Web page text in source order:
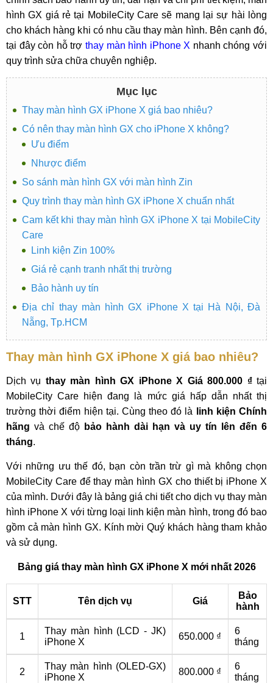
hình GX giá rẻ tại MobileCity Care sẽ mang lại sự hài lòng
cho khách hàng khi có nhu cầu thay màn hình. Bên cạnh đó,
tại đây còn hỗ trợ thay màn hình iPhone X nhanh chóng với
quy trình sửa chữa chuyên nghiệp.
Mục lục
Thay màn hình GX iPhone X giá bao nhiêu?
Có nên thay màn hình GX cho iPhone X không?
Ưu điểm
Nhược điểm
So sánh màn hình GX với màn hình Zin
Quy trình thay màn hình GX iPhone X chuẩn nhất
Cam kết khi thay màn hình GX iPhone X tại MobileCity
Care
Linh kiện Zin 100%
Giá rẻ cạnh tranh nhất thị trường
Bảo hành uy tín
Địa chỉ thay màn hình GX iPhone X tại Hà Nội, Đà
Nẵng, Tp.HCM
Thay màn hình GX iPhone X giá bao nhiêu?
Dịch vụ thay màn hình GX iPhone X Giá 800.000 ₫tại
MobileCity Care hiện đang là mức giá hấp dẫn nhất thị
trường thời điểm hiện tại. Cùng theo đó là
linh kiện Chính
hãng và chế độ bảo hành dài hạn và uy tín lên đến 6
tháng.
Với những ưu thế đó, bạn còn trần trừ gì mà không chọn
MobileCity Care để thay màn hình GX cho thiết bị iPhone X
của mình. Dưới đây là bảng giá chi tiết cho dịch vụ thay màn
hình iPhone X với từng loại linh kiện màn hình, trong đó bao
gồm cả màn hình GX. Kính mời Quý khách hàng tham khảo
và sử dụng.
Bảng giá thay màn hình GX iPhone X mới nhất 2026
STT Tên dịch vụ Giá
Bảo
hành
1
Thay màn hình (LCD - JK)
iPhone X
650.000 ₫
6
tháng
2
Thay màn hình (OLED-GX)
iPhone X
800.000 ₫
6
tháng